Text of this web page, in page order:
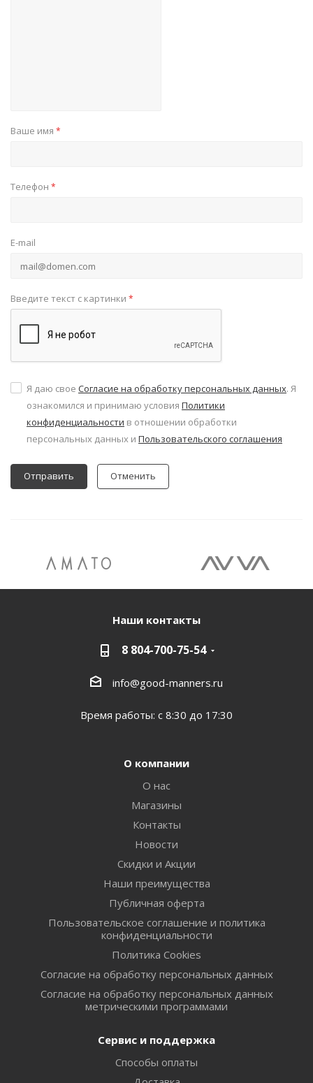
Ваше имя *
Телефон *
E-mail
Введите текст с картинки *
Я даю свое Согласие на обработку персональных данных. Я
ознакомился и принимаю условия Политики
конфиденциальности в отношении обработки
персональных данных и Пользовательского соглашения
Отменить
Наши контакты
8 804-700-75-54
info@good-manners.ru
Время работы: с 8:30 до 17:30
О компании
О нас
Магазины
Контакты
Новости
Скидки и Акции
Наши преимущества
Публичная оферта
Пользовательское соглашение и политика
конфиденциальности
Политика Cookies
Согласие на обработку персональных данных
Согласие на обработку персональных данных
метрическими программами
Сервис и поддержка
Способы оплаты